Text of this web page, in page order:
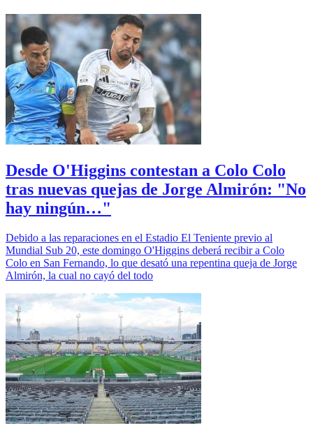
Desde O'Higgins contestan a Colo Colo
tras nuevas quejas de Jorge Almirón: "No
hay ningún…"
Debido a las reparaciones en el Estadio El Teniente previo al
Mundial Sub 20, este domingo O'Higgins deberá recibir a Colo
Colo en San Fernando, lo que desató una repentina queja de Jorge
Almirón, la cual no cayó del todo